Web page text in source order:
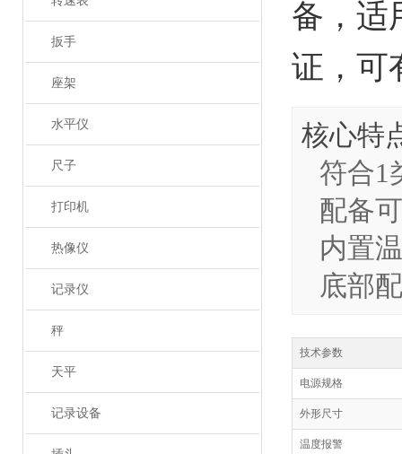
扳手
座架
水平仪
尺子
打印机
热像仪
记录仪
秤
天平
记录设备
备，适
证，可
核心特
符合1
配备
内置
底部
技术参数
电源规格
外形尺寸
温度报警